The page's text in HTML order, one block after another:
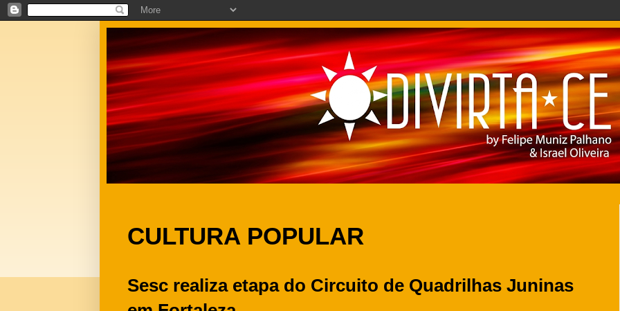
CULTURA POPULAR
Sesc realiza etapa do Circuito de Quadrilhas Juninas